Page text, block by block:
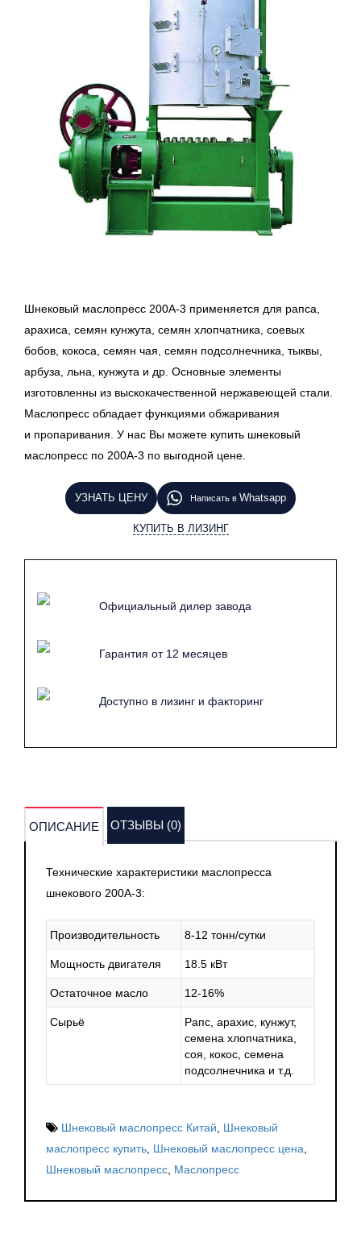
Шнековый маслопресс 200А-3 применяется для рапса,
арахиса, семян кунжута, семян хлопчатника, соевых
бобов, кокоса, семян чая, семян подсолнечника, тыквы,
арбуза, льна, кунжута и др. Основные элементы
изготовленны из выскокачественной нержавеющей стали.
Маслопресс обладает функциями обжаривания
и пропаривания. У нас Вы можете купить шнековый
маслопресс по 200A-3 по выгодной цене.
УЗНАТЬ ЦЕНУ Написать в Whatsapp
КУПИТЬ В ЛИЗИНГ
Официальный дилер завода
Гарантия от 12 месяцев
Доступно в лизинг и факторинг
ОПИСАНИЕ ОТЗЫВЫ (0)
Технические характеристики маслопресса
шнекового 200А-3:
Производительность 8-12 тонн/сутки
Мощность двигателя 18.5 кВт
Остаточное масло 12-16%
Сырьё
Рапс, арахис, кунжут,
семена хлопчатника,
соя, кокос, семена
подсолнечника и т.д.
Шнековый маслопресс Китай
Шнековый
маслопресс купить Шнековый маслопресс цена
Шнековый маслопресс Маслопресс